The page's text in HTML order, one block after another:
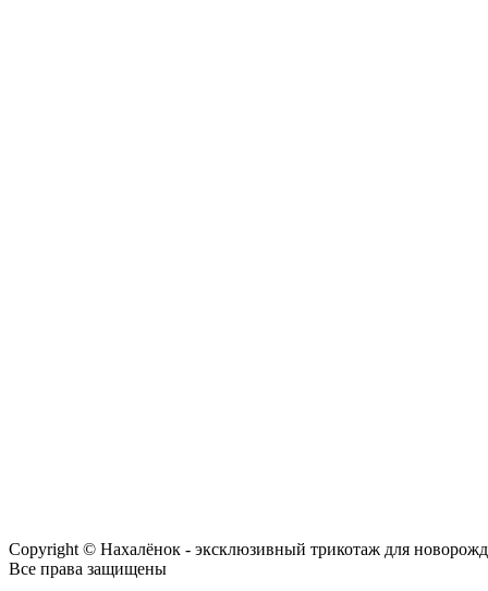
Copyright © Нахалёнок - эксклюзивный трикотаж для
Все права защищены